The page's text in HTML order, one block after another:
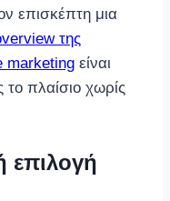
επισκέπτη μια
της
marketing είναι
το πλαίσιο χωρίς
επιλογή